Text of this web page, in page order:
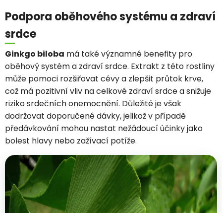
Podpora oběhového systému a zdraví
srdce
Ginkgo biloba má také významné benefity pro
oběhový systém a zdraví srdce. Extrakt z této rostliny
může pomoci rozšiřovat cévy a zlepšit průtok krve,
což má pozitivní vliv na celkové zdraví srdce a snižuje
riziko srdečních onemocnění. Důležité je však
dodržovat doporučené dávky, jelikož v případě
předávkování mohou nastat nežádoucí účinky jako
bolest hlavy nebo zažívací potíže.